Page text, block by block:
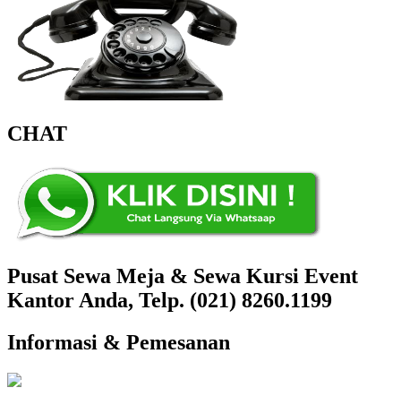
CHAT
Pusat Sewa Meja & Sewa Kursi Event
Kantor Anda, Telp. (021) 8260.1199
Informasi & Pemesanan